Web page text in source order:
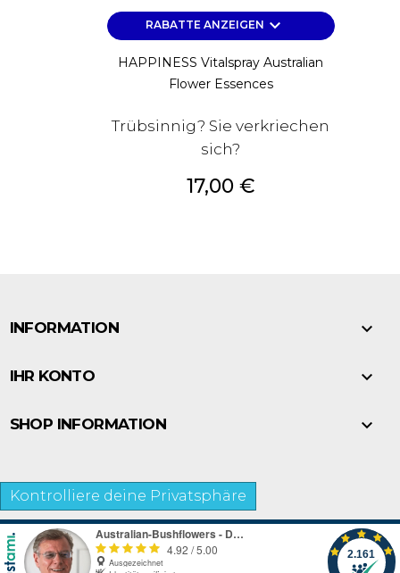
RABATTE ANZEIGEN keyboard_arrow_down
HAPPINESS Vitalspray Australian
Flower Essences
Trübsinnig? Sie verkriechen
sich?
Preis
17,00 €
INFORMATION 
IHR KONTO 
SHOP INFORMATION 
Kontrolliere deine Privatsphäre